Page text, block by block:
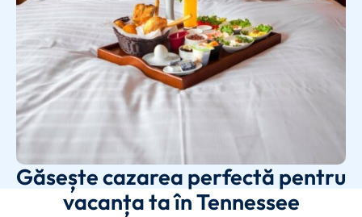
Găsește cazarea perfectă pentru
vacanța ta în Tennessee